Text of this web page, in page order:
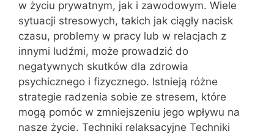
w życiu prywatnym, jak i zawodowym. Wiele
sytuacji stresowych, takich jak ciągły nacisk
czasu, problemy w pracy lub w relacjach z
innymi ludźmi, może prowadzić do
negatywnych skutków dla zdrowia
psychicznego i fizycznego. Istnieją różne
strategie radzenia sobie ze stresem, które
mogą pomóc w zmniejszeniu jego wpływu na
nasze życie. Techniki relaksacyjne Techniki